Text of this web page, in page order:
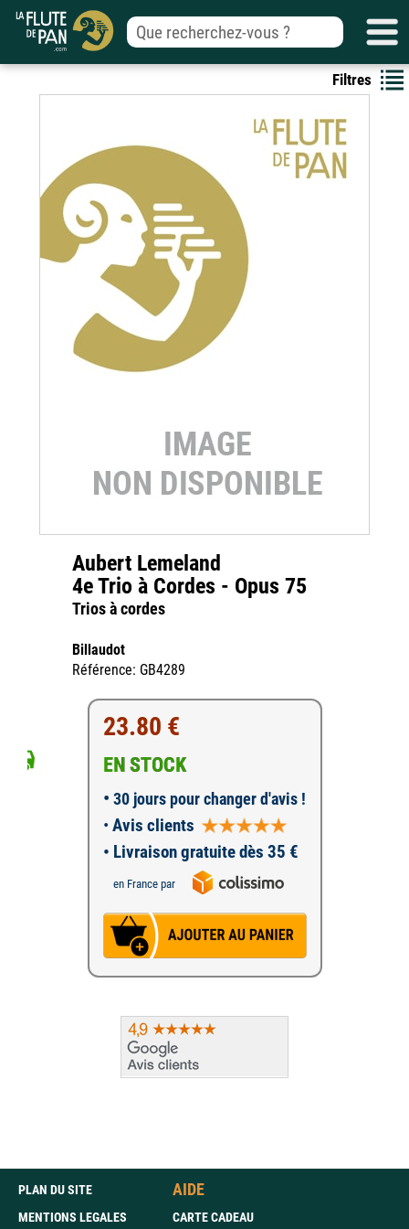
Filtres
Aubert Lemeland
4e Trio à Cordes - Opus 75
Trios à cordes
Billaudot
Référence: GB4289
23.80 €
EN STOCK
• 30 jours pour changer d'avis !
• Avis clients
• Livraison gratuite dès 35 €
en France par
PLAN DU SITE
MENTIONS LEGALES
AIDE
CARTE CADEAU